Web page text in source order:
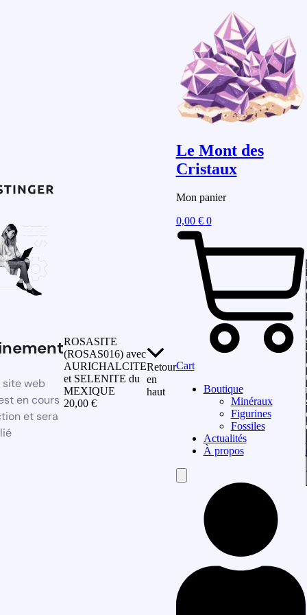
site web
en cours
et sera
ROSASITE
(ROSAS016) avec
AURICHALCITE
et SELENITE du
MEXIQUE
20,00 €
Retour
en
haut
Le Mont des
Cristaux
Mon panier
0,00 € 0
Cart
Boutique
Minéraux
Figurines
Fossiles
Actualités
À propos
Toggle